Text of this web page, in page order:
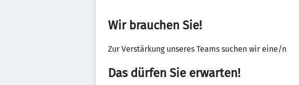
Wir brauchen Sie!
Zur Verstärkung unseres Teams suchen wir eine/n
Das dürfen Sie erwarten!